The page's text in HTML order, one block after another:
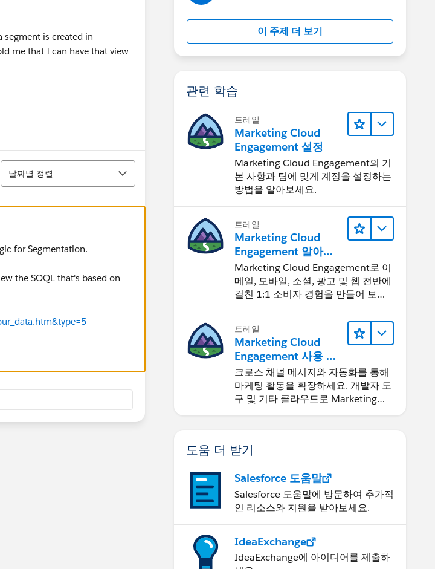
segment is created in
me that I can have that view
정렬
날짜별 정렬
for Segmentation.
the SOQL that's based on
이 주제 더 보기
관련 학습
트레일
Marketing Cloud
Engagement 설정
Marketing Cloud Engagement의 기
본 사항과 팀에 맞게 계정을 설정하는
방법을 알아보세요.
트레일
Marketing Cloud
Engagement 알아보
기
Marketing Cloud Engagement로 이
메일, 모바일, 소셜, 광고 및 웹 전반에
걸친 1:1 소비자 경험을 만들어 보세
트레일
Marketing Cloud
Engagement 사용 최
적화 및 확장
크로스 채널 메시지와 자동화를 통해
마케팅 활동을 확장하세요. 개발자 도
구 및 기타 클라우드로 Marketing
도움 더 받기
Salesforce 도움말
Salesforce 도움말에 방문하여 추가적
인 리소스와 지원을 받아보세요.
IdeaExchange
IdeaExchange에 아이디어를 제출하